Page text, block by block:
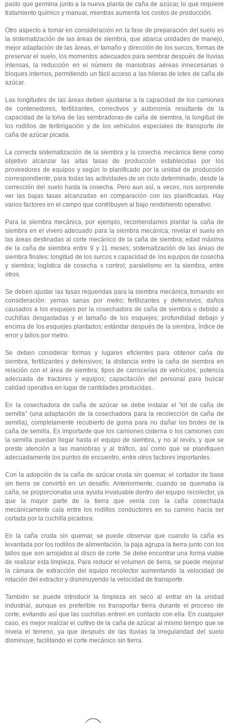
pasto que germina junto a la nueva planta de caña de azúcar, lo que requiere
tratamiento químico y manual, mientras aumenta los costos de producción.
Otro aspecto a tomar en consideración en la fase de preparación del suelo es
la sistematización de las áreas de siembra, que abarca unidades de manejo,
mejor adaptación de las áreas, el tamaño y dirección de los surcos, formas de
preservar el suelo, los momentos adecuados para sembrar después de lluvias
intensas, la reducción en el número de maniobras aéreas innecesarias o
bloques internos, permitiendo un fácil acceso a las hileras de lotes de caña de
azúcar.
Las longitudes de las áreas deben ajustarse a la capacidad de los camiones
de contenedores, fertilizantes, correctivos y autonomía resultante de la
capacidad de la tolva de las sembradoras de caña de siembra, la longitud de
los rodillos de fertirrigación y de los vehículos especiales de transporte de
caña de azúcar picada.
La correcta sistematización de la siembra y la cosecha mecánica tiene como
objetivo alcanzar las altas tasas de producción establecidas por los
proveedores de equipos y según lo planificado por la unidad de producción
correspondiente, para todas las actividades de un ciclo determinado, desde la
corrección del suelo hasta la cosecha. Pero aun así, a veces, nos sorprende
ver las bajas tasas alcanzadas en comparación con las planificadas. Hay
varios factores en el campo que contribuyen al bajo rendimiento operativo.
Para la siembra mecánica, por ejemplo, recomendamos plantar la caña de
siembra en el vivero adecuado para la siembra mecánica; nivelar el suelo en
las áreas destinadas al corte mecánico de la caña de siembra; edad máxima
de la caña de siembra entre 9 y 11 meses; sistematización de las áreas de
siembra finales: longitud de los surcos x capacidad de los equipos de cosecha
y siembra; logística de cosecha x control; paralelismo en la siembra, entre
otros.
Se deben ajustar las tasas requeridas para la siembra mecánica, tomando en
consideración: yemas sanas por metro; fertilizantes y defensivos; daños
causados ​​a los esquejes por la cosechadora de caña de siembra o debido a
cuchillas desgastadas y el tamaño de los esquejes; profundidad debajo y
encima de los esquejes plantados; estándar después de la siembra, índice de
error y tallos por metro.
Se deben considerar formas y lugares eficientes para obtener caña de
siembra, fertilizantes y defensivos; la distancia entre la caña de siembra en
relación con el área de siembra; tipos de carrocerías de vehículos; potencia
adecuada de tractores y equipos; capacitación del personal para buscar
calidad operativa en lugar de cantidades producidas.
En la cosechadora de caña de azúcar se debe instalar el “kit de caña de
semilla” (una adaptación de la cosechadora para la recolección de caña de
semilla), completamente recubierto de goma para no dañar los brotes de la
caña de semilla. Es importante que los camiones cisterna o los camiones con
la semilla puedan llegar hasta el equipo de siembra, y no al revés, y que se
preste atención a las maniobras y al tráfico, así como que se planifiquen
adecuadamente los puntos de encuentro, entre otros factores importantes.
Con la adopción de la caña de azúcar cruda sin quemar, el cortador de base
sin tierra se convirtió en un desafío. Anteriormente, cuando se quemaba la
caña, se proporcionaba una ayuda invaluable dentro del equipo recolector, ya
que la mayor parte de la tierra que venía con la caña cosechada
mecánicamente caía entre los rodillos conductores en su camino hacia ser
cortada por la cuchilla picadora.
En la caña cruda sin quemar, se puede observar que cuando la caña es
levantada por los rodillos de alimentación, la paja agrupa la tierra junto con los
tallos que son arrojados al disco de corte. Se debe encontrar una forma viable
de realizar esta limpieza. Para reducir el volumen de tierra, se puede mejorar
la cámara de extracción del equipo recolector aumentando la velocidad de
rotación del extractor y disminuyendo la velocidad de transporte.
También se puede introducir la limpieza en seco al entrar en la unidad
industrial, aunque es preferible no transportar tierra durante el proceso de
corte, evitando así que las cuchillas entren en contacto con ella. En cualquier
caso, es mejor realizar el cultivo de la caña de azúcar al mismo tiempo que se
nivela el terreno, ya que después de las lluvias la irregularidad del suelo
disminuye, facilitando el corte mecánico sin tierra.